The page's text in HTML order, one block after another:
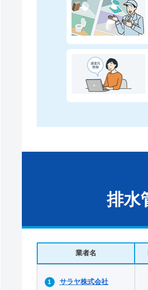
排水
業者名
サラヤ株式会社